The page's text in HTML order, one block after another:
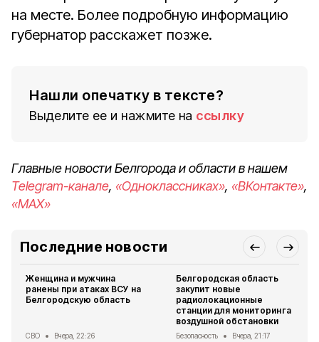
на месте. Более подробную информацию
губернатор расскажет позже.
Нашли опечатку в тексте?
Выделите ее и нажмите на ссылку
Главные новости Белгорода и области в нашем
Telegram-канале, «Одноклассниках», «ВКонтакте»,
«MAX»
Последние новости
Женщина и мужчина
ранены при атаках ВСУ на
Белгородскую область
СВО Вчера, 22:26
Белгородская область
закупит новые
радиолокационные
станции для мониторинга
воздушной обстановки
Безопасность Вчера, 21:17